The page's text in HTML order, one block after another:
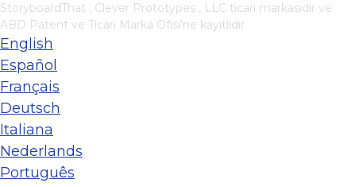
StoryboardThat , Clever Prototypes , LLC ticari markasıdır ve
ABD Patent ve Ticari Marka Ofisi'ne kayıtlıdır.
English
Español
Français
Deutsch
Italiana
Nederlands
Português